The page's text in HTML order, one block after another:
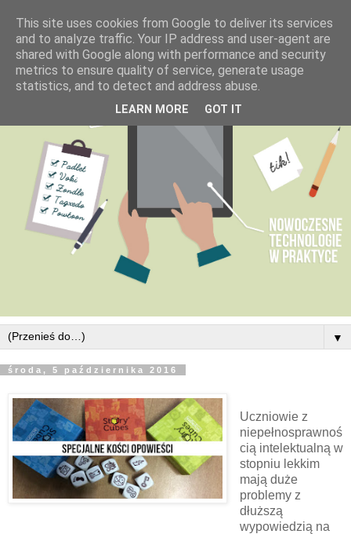
▼
środa, 5 października 2016
Uczniowie z
niepełnosprawnoś
cią intelektualną w
stopniu lekkim
mają duże
problemy z
dłuższą
wypowiedzią na
This site uses cookies from Google to deliver its services
and to analyze traffic. Your IP address and user-agent are
shared with Google along with performance and security
metrics to ensure quality of service, generate usage
statistics, and to detect and address abuse.
LEARN MORE GOT IT